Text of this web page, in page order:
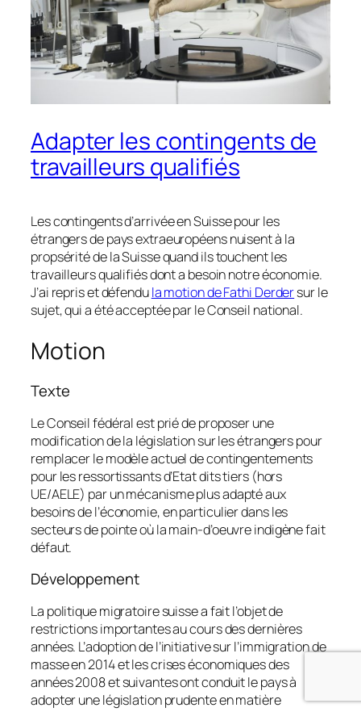
Adapter les contingents de
travailleurs qualifiés
Les contingents d’arrivée en Suisse pour les
étrangers de pays extraeuropéens nuisent à la
propsérité de la Suisse quand ils touchent les
travailleurs qualifiés dont a besoin notre économie.
J’ai repris et défendula motion de Fathi Derdersur le
sujet, qui a été acceptée par le Conseil national.
Motion
Texte
Le Conseil fédéral est prié de proposer une
modification de la législation sur les étrangers pour
remplacer le modèle actuel de contingentements
pour les ressortissants d’Etat dits tiers (hors
UE/AELE) par un mécanisme plus adapté aux
besoins de l’économie, en particulier dans les
secteurs de pointe où la main-d’oeuvre indigène fait
défaut.
Développement
La politique migratoire suisse a fait l’objet de
restrictions importantes au cours des dernières
années. L’adoption de l’initiative sur l’immigration de
masse en 2014 et les crises économiques des
années 2008 et suivantes ont conduit le pays à
adopter une législation prudente en matière